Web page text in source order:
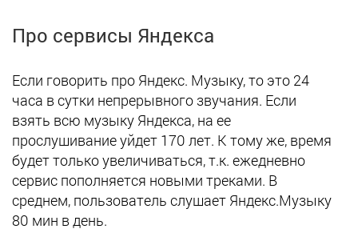
Про сервисы Яндекса
Если говорить про Яндекс. Музыку, то это 24
часа в сутки непрерывного звучания. Если
взять всю музыку Яндекса, на ее
прослушивание уйдет 170 лет. К тому же, время
будет только увеличиваться, т.к. ежедневно
сервис пополняется новыми треками. В
среднем, пользователь слушает Яндекс.Музыку
80 мин в день.